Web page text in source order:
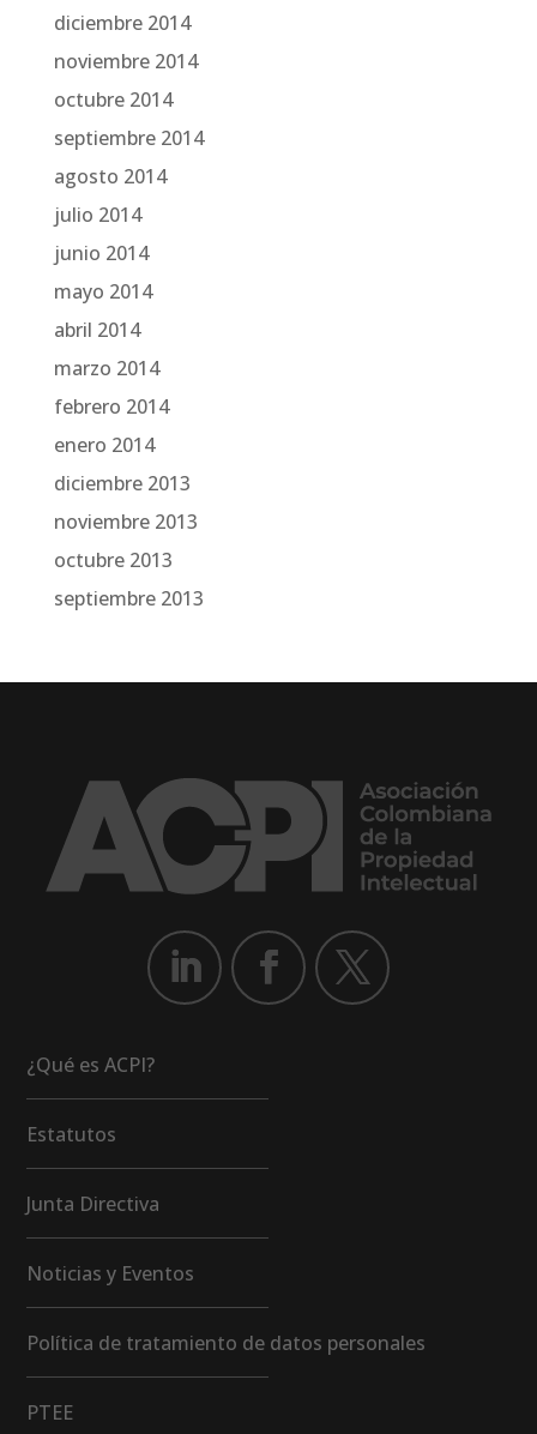
diciembre 2014
noviembre 2014
octubre 2014
septiembre 2014
agosto 2014
julio 2014
junio 2014
mayo 2014
abril 2014
marzo 2014
febrero 2014
enero 2014
diciembre 2013
noviembre 2013
octubre 2013
septiembre 2013
¿Qué es ACPI?
Estatutos
Junta Directiva
Noticias y Eventos
Política de tratamiento de datos personales
PTEE